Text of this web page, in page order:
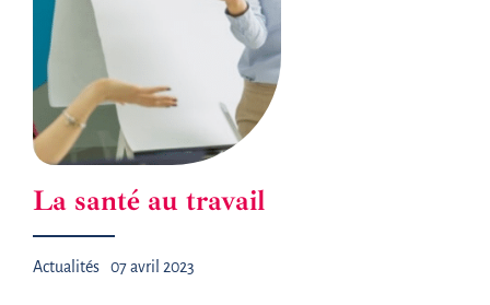
La santé au travail
Actualités 07 avril 2023